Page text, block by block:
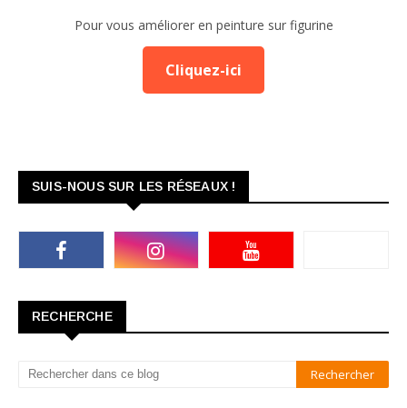
Pour vous améliorer en peinture sur figurine
Cliquez-ici
SUIS-NOUS SUR LES RÉSEAUX !
RECHERCHE